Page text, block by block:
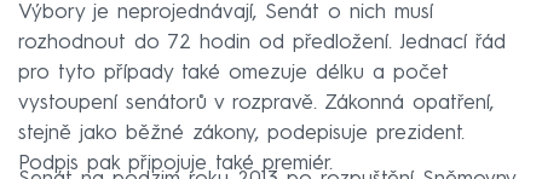
Výbory je neprojednávají, Senát o nich musí
rozhodnout do 72 hodin od předložení. Jednací řád
pro tyto případy také omezuje délku a počet
vystoupení senátorů v rozpravě. Zákonná opatření,
stejně jako běžné zákony, podepisuje prezident.
Podpis pak připojuje také premiér.